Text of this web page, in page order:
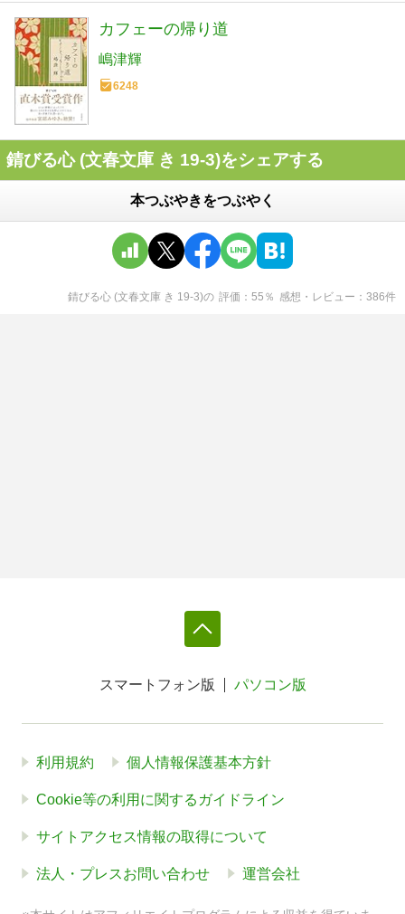
カフェーの帰り道
嶋津輝
6248
錆びる心 (文春文庫 き 19-3)をシェアする
本つぶやきをつぶやく
錆びる心 (文春文庫 き 19-3)の 評価 55 ％ 感想・レビュー 386件
スマートフォン版 パソコン版
利用規約 個人情報保護基本方針
Cookie等の利用に関するガイドライン
サイトアクセス情報の取得について
法人・プレスお問い合わせ 運営会社